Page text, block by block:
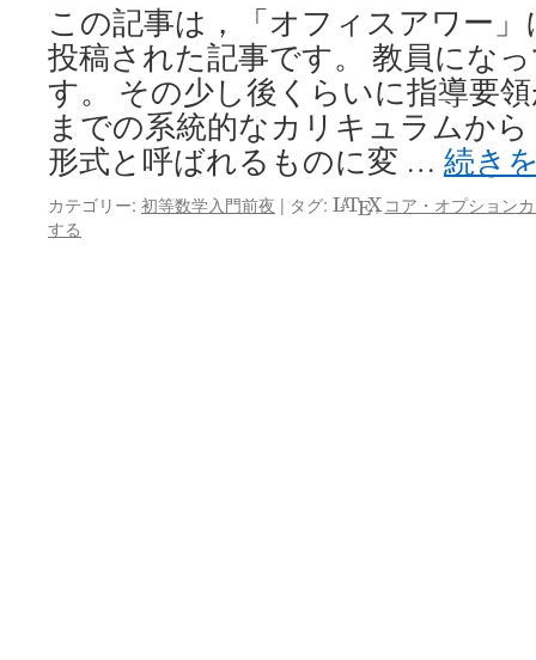
この記事は，「オフィスアワー」
投稿された記事です。 教員にな
す。 その少し後くらいに指導要
までの系統的なカリキュラムか
形式と呼ばれるものに変 … 続き
カテゴリー: 初等数学入門前夜 | タグ: LATEX
LATEX
,コア・オプション
する